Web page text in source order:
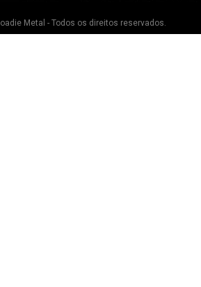
Metal - Todos os direitos reservados.